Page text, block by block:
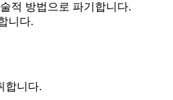
적 방법으로 파기합니다.
니다.
합니다.